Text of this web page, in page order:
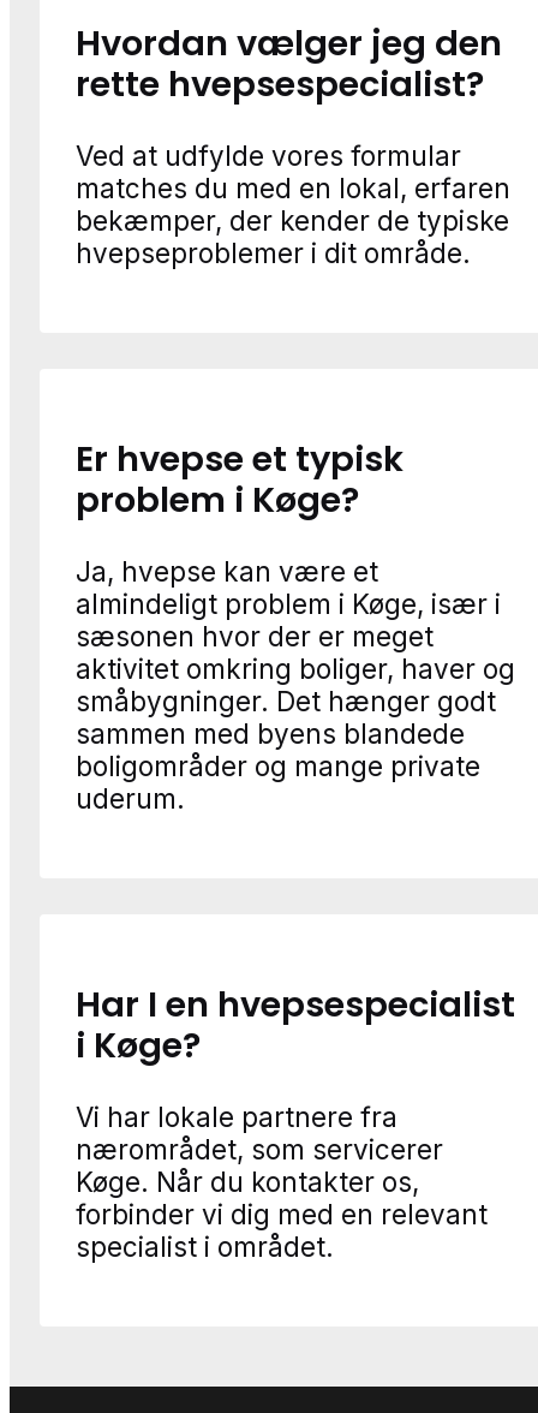
Hvordan vælger jeg den
rette hvepsespecialist?
Ved at udfylde vores formular
matches du med en lokal, erfaren
bekæmper, der kender de typiske
hvepseproblemer i dit område.
Er hvepse et typisk
problem i Køge?
Ja, hvepse kan være et
almindeligt problem i Køge, især i
sæsonen hvor der er meget
aktivitet omkring boliger, haver og
småbygninger. Det hænger godt
sammen med byens blandede
boligområder og mange private
uderum.
Har I en hvepsespecialist
i Køge?
Vi har lokale partnere fra
nærområdet, som servicerer
Køge. Når du kontakter os,
forbinder vi dig med en relevant
specialist i området.